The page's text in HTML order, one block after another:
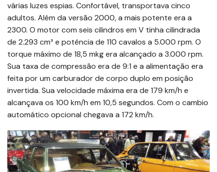
várias luzes espias. Confortável, transportava cinco
adultos. Além da versão 2000, a mais potente era a
2300. O motor com seis cilindros em V tinha cilindrada
de 2.293 cm³ e potência de 110 cavalos a 5.000 rpm. O
torque máximo de 18,5 mkg era alcançado a 3.000 rpm.
Sua taxa de compressão era de 9:1 e a alimentação era
feita por um carburador de corpo duplo em posição
invertida. Sua velocidade máxima era de 179 km/h e
alcançava os 100 km/h em 10,5 segundos. Com o cambio
automático opcional chegava a 172 km/h.